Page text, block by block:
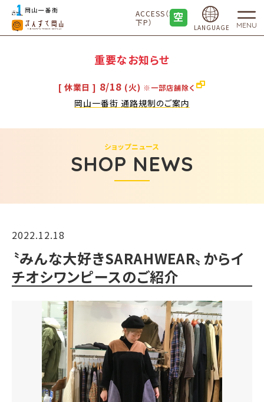
ACCESS（地
下P）
LANGUAGE MENU
重要なお知らせ
[ 休業日 ] 8/18 (火) ※一部店舗除く
岡山一番街 通路規制のご案内
SHOP NEWS
ショップニュース
2022.12.18
​〝みんな大好きSARAHWEAR〟からイ
チオシワンピースのご紹介